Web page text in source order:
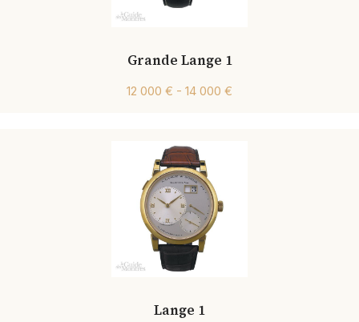
Grande Lange 1
12 000 € - 14 000 €
Lange 1